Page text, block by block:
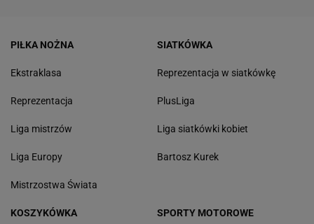
PIŁKA NOŻNA
Ekstraklasa
Reprezentacja
Liga mistrzów
Liga Europy
Mistrzostwa Świata
SIATKÓWKA
Reprezentacja w siatkówkę
PlusLiga
Liga siatkówki kobiet
Bartosz Kurek
KOSZYKÓWKA SPORTY MOTOROWE